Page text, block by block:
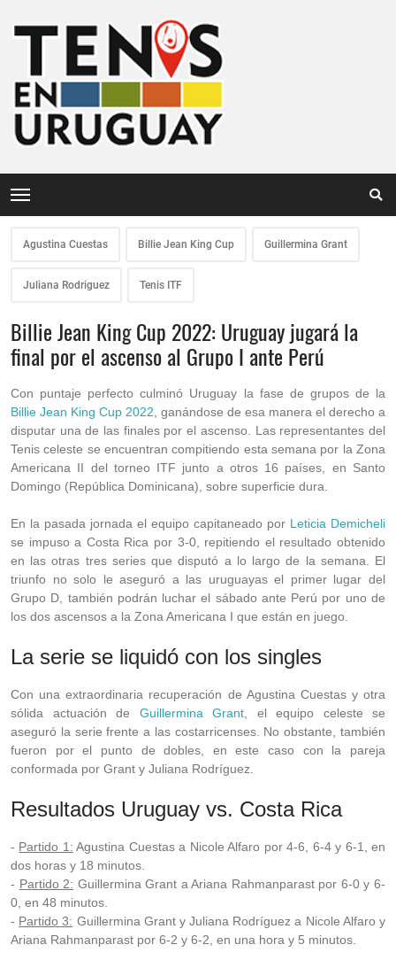
Agustina Cuestas Billie Jean King Cup Guillermina Grant
Juliana Rodriguez Tenis ITF
Billie Jean King Cup 2022: Uruguay jugará la
final por el ascenso al Grupo I ante Perú
Con puntaje perfecto culminó Uruguay la fase de grupos de la
Billie Jean King Cup 2022 , ganándose de esa manera el derecho a
disputar una de las finales por el ascenso. Las representantes del
Tenis celeste se encuentran compitiendo esta semana por la Zona
Americana II del torneo ITF junto a otros 16 países, en Santo
Domingo (República Dominicana), sobre superficie dura.
En la pasada jornada el equipo capitaneado por Leticia Demicheli
se impuso a Costa Rica por 3-0, repitiendo el resultado obtenido
en las otras tres series que disputó a lo largo de la semana. El
triunfo no solo le aseguró a las uruguayas el primer lugar del
Grupo D, también podrán luchar el sábado ante Perú por uno de
los dos ascensos a la Zona Americana I que están en juego.
La serie se liquidó con los singles
Con una extraordinaria recuperación de Agustina Cuestas y otra
sólida actuación de Guillermina Grant , el equipo celeste se
aseguró la serie frente a las costarricenses. No obstante, también
fueron por el punto de dobles, en este caso con la pareja
conformada por Grant y Juliana Rodríguez.
Resultados Uruguay vs. Costa Rica
- Partido 1: Agustina Cuestas a Nicole Alfaro por 4-6, 6-4 y 6-1, en
dos horas y 18 minutos.
- Partido 2: Guillermina Grant a Ariana Rahmanparast por 6-0 y 6-
0, en 48 minutos.
- Partido 3: Guillermina Grant y Juliana Rodríguez a Nicole Alfaro y
Ariana Rahmanparast por 6-2 y 6-2, en una hora y 5 minutos.